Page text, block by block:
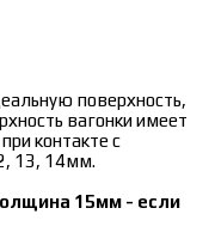
поверхность,
вагонки имеет
контакте с
13, 14мм.
15мм - если